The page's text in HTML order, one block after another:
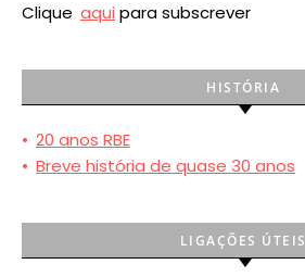
Clique aqui para subscrever
HISTÓRIA
• 20 anos RBE
• Breve história de quase 30 anos
LIGAÇÕES ÚTEIS